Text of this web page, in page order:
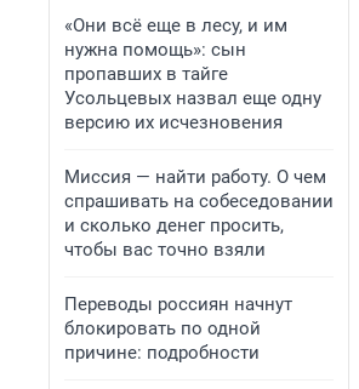
«Они всё еще в лесу, и им
нужна помощь»: сын
пропавших в тайге
Усольцевых назвал еще одну
версию их исчезновения
Миссия — найти работу. О чем
спрашивать на собеседовании
и сколько денег просить,
чтобы вас точно взяли
Переводы россиян начнут
блокировать по одной
причине: подробности